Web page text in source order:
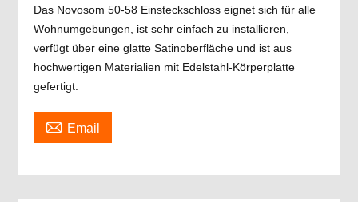
Das Novosom 50-58 Einsteckschloss eignet sich für alle
Wohnumgebungen, ist sehr einfach zu installieren,
verfügt über eine glatte Satinoberfläche und ist aus
hochwertigen Materialien mit Edelstahl-Körperplatte
gefertigt.
 Email